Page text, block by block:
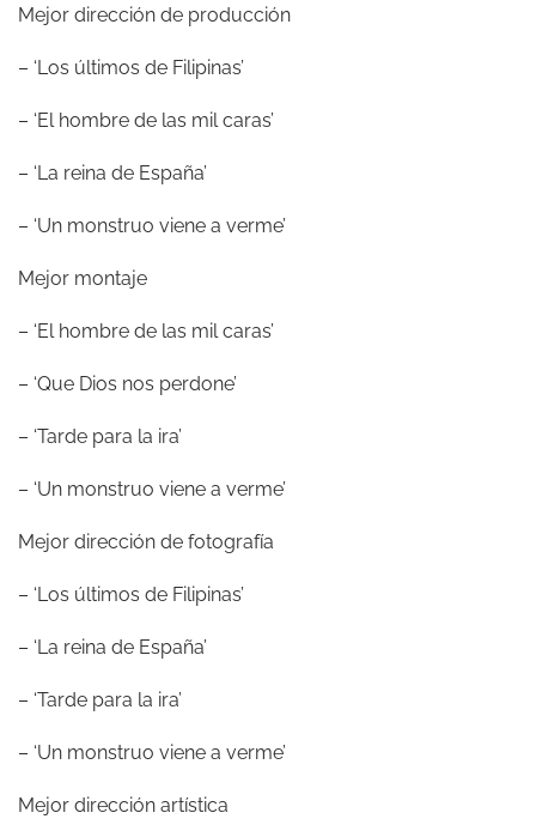
Mejor dirección de producción
– ‘Los últimos de Filipinas’
– ‘El hombre de las mil caras’
– ‘La reina de España’
– ‘Un monstruo viene a verme’
Mejor montaje
– ‘El hombre de las mil caras’
– ‘Que Dios nos perdone’
– ‘Tarde para la ira’
– ‘Un monstruo viene a verme’
Mejor dirección de fotografía
– ‘Los últimos de Filipinas’
– ‘La reina de España’
– ‘Tarde para la ira’
– ‘Un monstruo viene a verme’
Mejor dirección artística